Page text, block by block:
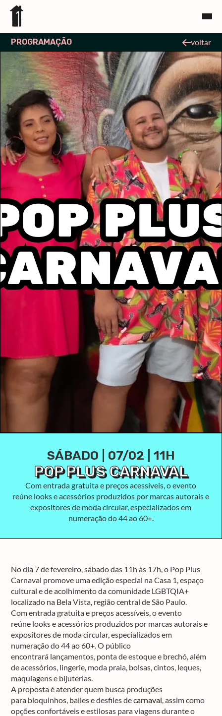
PROGRAMAÇÃO voltar
SÁBADO | 07/02 | 11H
POP PLUS CARNAVAL
Com entrada gratuita e preços acessíveis, o evento
reúne looks e acessórios produzidos por marcas autorais e
expositores de moda circular, especializados em
numeração do 44 ao 60+.
No dia7 de fevereiro, sábado das 11h às 17h, o Pop Plus
Carnaval promove uma edição especial naCasa 1, espaço
cultural e de acolhimento da comunidade LGBTQIA+
localizado na Bela Vista, região central de São Paulo.
Com entrada gratuita e preços acessíveis, o evento
reúne looks e acessórios produzidos por marcas autorais e
expositores de moda circular, especializados em
numeração do44 ao 60+. O público
encontrará lançamentos, ponta de estoque e brechó, além
de acessórios, lingerie, moda praia, bolsas, cintos, leques,
maquiagens e bijuterias.
A proposta é atender quem busca produções
para bloquinhos, bailes e desfiles decarnaval, assim como
opções confortáveis e estilosas para viagens durante o